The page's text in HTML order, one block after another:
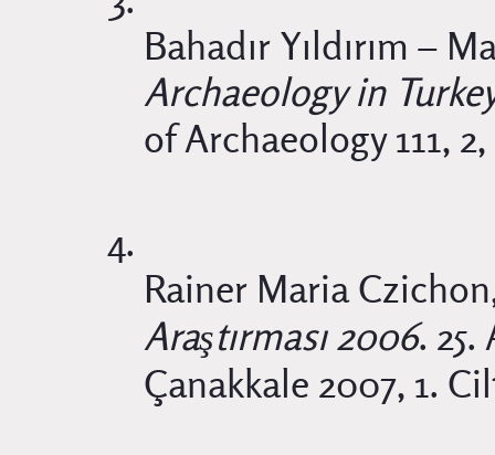
Bahadır Yıldırım –
Archaeology in
of Archaeology 111,
Rainer Maria
Araştırması 2006. 25.
Çanakkale 2007, 1.